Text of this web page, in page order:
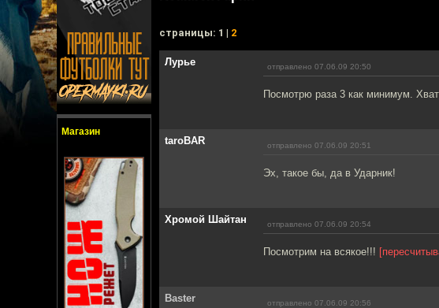
Магазин
cтраницы: 1 | 2
Лурье отправлено 07.06.09 20:50
Посмотрю раза 3 как минимум.
taroBAR отправлено 07.06.09 20:51
Эх, такое бы, да в Ударник!
Хромой Шайтан отправлено 07.06.09 20:54
Посмотрим на всякое!!!
Baster отправлено 07.06.09 20:56